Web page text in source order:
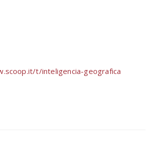
t/inteligencia-geografica